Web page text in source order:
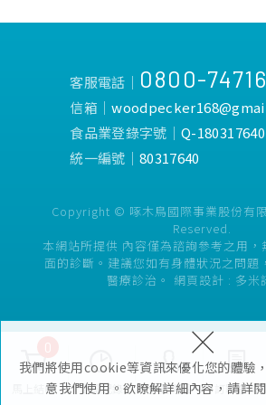
我們將使用cookie等資訊來優化您的體驗
意我們使用。欲瞭解詳細內容，請詳閱
×
客服電話│ 0800-
信箱│
食品業登錄字號│Q-
統一編號│80317640
Copyright © 啄木鳥國際事業股份有
Reserved.
本網站所提供 內容僅為諮詢參考之用
面的診斷。建議您如有身體狀況之問題
醫療診治。 網頁設計 : 多米
0
馬上結帳 瀏覽紀錄 會員專區 訂單查詢